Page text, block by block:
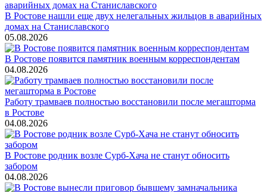
В Ростове нашли еще двух нелегальных жильцов в аварийных
домах на Станиславского
05.08.2026
В Ростове появится памятник военным корреспондентам
04.08.2026
Работу трамваев полностью восстановили после мегашторма
в Ростове
04.08.2026
В Ростове родник возле Сурб-Хача не станут обносить
забором
04.08.2026